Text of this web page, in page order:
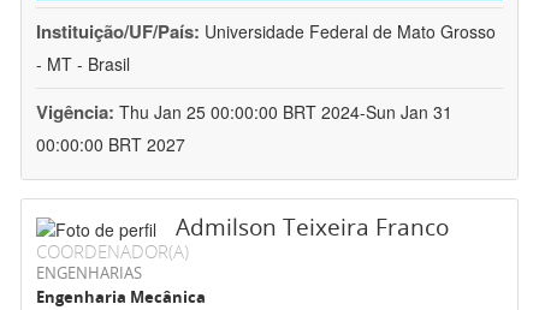
Instituição/UF/País: Universidade Federal de Mato Grosso
- MT - Brasil
Vigência: Thu Jan 25 00:00:00 BRT 2024-Sun Jan 31
00:00:00 BRT 2027
Admilson Teixeira Franco
COORDENADOR(A)
ENGENHARIAS
Engenharia Mecânica